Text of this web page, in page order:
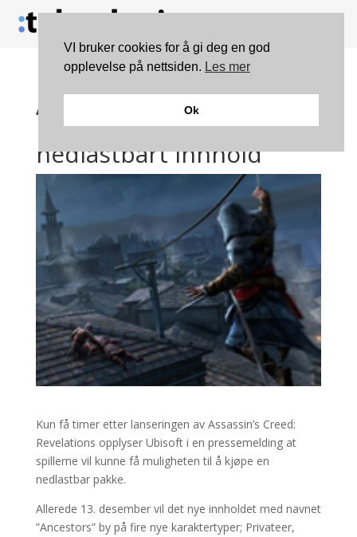
Assassin’s Creed:
Revelations får
nedlastbart innhold
Kun få timer etter lanseringen av Assassin’s Creed:
Revelations opplyser Ubisoft i en pressemelding at
spillerne vil kunne få muligheten til å kjøpe en
nedlastbar pakke.
Allerede 13. desember vil det nye innholdet med navnet
”Ancestors” by på fire nye karaktertyper; Privateer,
VI bruker cookies for å gi deg en god
opplevelse på nettsiden. Les mer
Ok